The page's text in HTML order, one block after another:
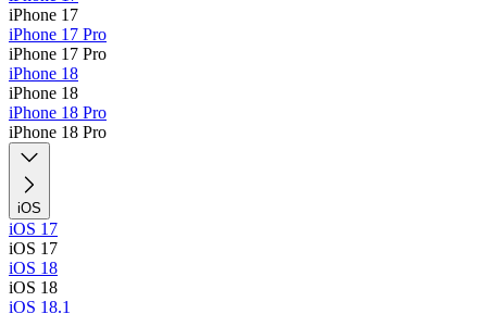
iPhone 17
iPhone 17 Pro
iPhone 17 Pro
iPhone 18
iPhone 18
iPhone 18 Pro
iPhone 18 Pro
iOS
iOS 17
iOS 17
iOS 18
iOS 18
iOS 18.1